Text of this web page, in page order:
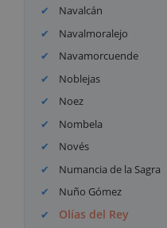
Navalcán
Navalmoralejo
Navamorcuende
Noblejas
Noez
Nombela
Novés
Numancia de la Sagra
Nuño Gómez
Olías del Rey